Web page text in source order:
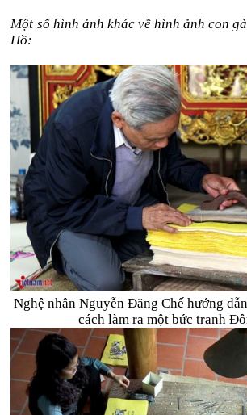
Một số hình ảnh khác về hình ảnh con
Hồ:
Nghệ nhân Nguyễn Đăng Chế hướng
cách làm ra một bức tranh